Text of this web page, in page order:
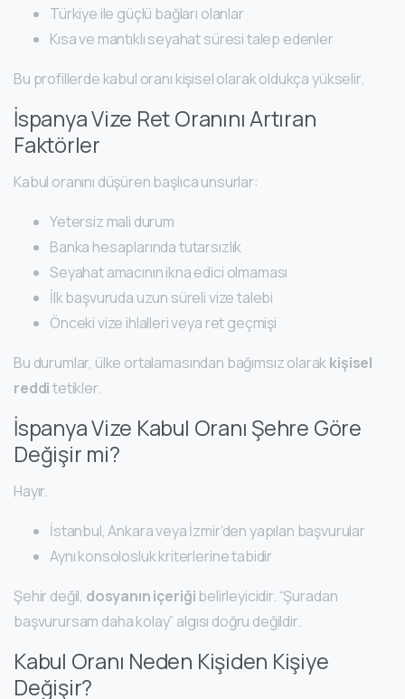
Türkiye ile güçlü bağları olanlar
Kısa ve mantıklı seyahat süresi talep edenler
Bu profillerde kabul oranı kişisel olarak oldukça yükselir.
İspanya Vize Ret Oranını Artıran
Faktörler
Kabul oranını düşüren başlıca unsurlar:
Yetersiz mali durum
Banka hesaplarında tutarsızlık
Seyahat amacının ikna edici olmaması
İlk başvuruda uzun süreli vize talebi
Önceki vize ihlalleri veya ret geçmişi
Bu durumlar, ülke ortalamasından bağımsız olarakkişisel
redditetikler.
İspanya Vize Kabul Oranı Şehre Göre
Değişir mi?
Hayır.
İstanbul, Ankara veya İzmir’den yapılan başvurular
Aynı konsolosluk kriterlerine tabidir
Şehir değil, dosyanın içeriğibelirleyicidir. “Şuradan
başvurursam daha kolay” algısı doğru değildir.
Kabul Oranı Neden Kişiden Kişiye
Değişir?